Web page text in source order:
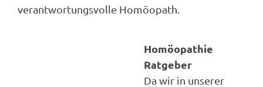
verantwortungsvolle Homöopath.
Homöopathie
Ratgeber
Da wir in unserer